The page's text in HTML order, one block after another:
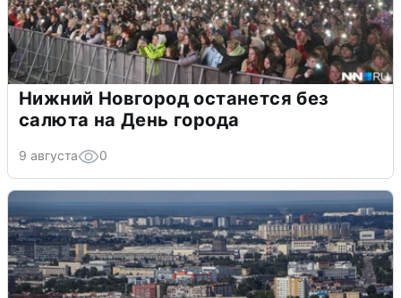
Нижний Новгород останется без
салюта на День города
9 августа 0